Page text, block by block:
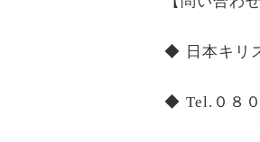
◆ 日本キリ
◆ Tel. ０８